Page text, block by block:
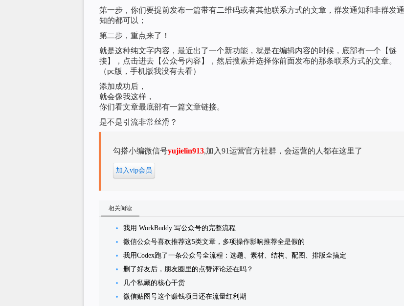
第一步，你们要提前发布一篇带有二维码或者其他联系方式的文章，群发通知和非群发通
知的都可以；
第二步，重点来了！
就是这种纯文字内容，最近出了一个新功能，就是在编辑内容的时候，底部有一个【链
接】，点击进去【公众号内容】，然后搜索并选择你前面发布的那条联系方式的文章。
（pc版，手机版我没有去看）
添加成功后，
就会像我这样，
你们看文章最底部有一篇文章链接。
是不是引流非常丝滑？
勾搭小编微信号yujielin913,加入91运营官方社群，会运营的人都在这里了
加入vip会员
相关阅读
我用 WorkBuddy 写公众号的完整流程
微信公众号喜欢推荐这5类文章，多项操作影响推荐全是假的
我用Codex跑了一条公众号全流程：选题、素材、结构、配图、排版全搞定
删了好友后，朋友圈里的点赞评论还在吗？
几个私藏的核心干货
微信贴图号这个赚钱项目还在流量红利期